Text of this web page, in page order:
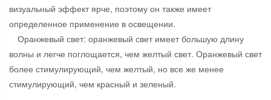
визуальный эффект ярче, поэтому он также имеет
определенное применение в освещении.
Оранжевый свет: оранжевый свет имеет большую длину
волны и легче поглощается, чем желтый свет. Оранжевый свет
более стимулирующий, чем желтый, но все же менее
стимулирующий, чем красный и зеленый.